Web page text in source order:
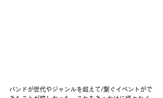
バンドが世代やジャンルを超えて/繋ぐイベントがで